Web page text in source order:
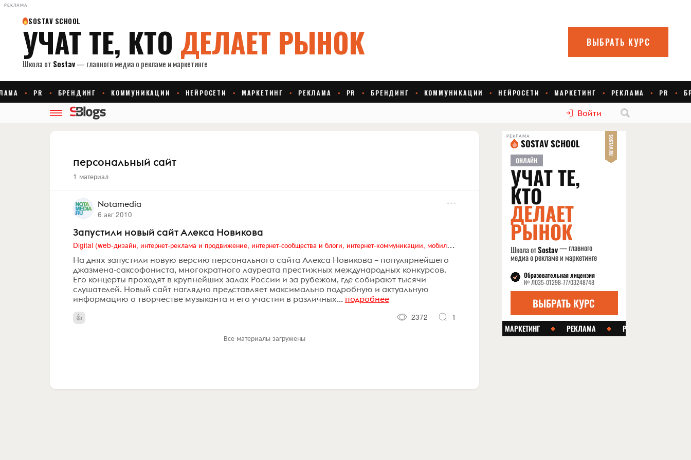
РЕКЛАМА
Войти
персональный сайт
1 материал
Notamedia
6 авг 2010
Запустили новый сайт Алекса Новикова
Digital (web-дизайн, интернет-реклама и продвижение, интернет-сообщества и блоги, интернет-коммуникации, мобильный маркетинг, реклама на цифровых экранах)
На днях запустили новую версию персонального сайта Алекса Новикова – популярнейшего
джазмена-саксофониста, многократного лауреата престижных международных конкурсов.
Его концерты проходят в крупнейших залах России и за рубежом, где собирают тысячи
слушателей. Новый сайт наглядно представляет максимально подробную и актуальную
информацию о творчестве музыканта и его участии в различных... подробнее
2372
1
Все материалы загружены
РЕКЛАМА